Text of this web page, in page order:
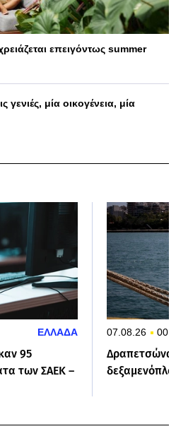
επειγόντως summer
μία οικογένεια, μία
ΕΛΛΑΔΑ
95
των ΣΑΕΚ –
07.08.26